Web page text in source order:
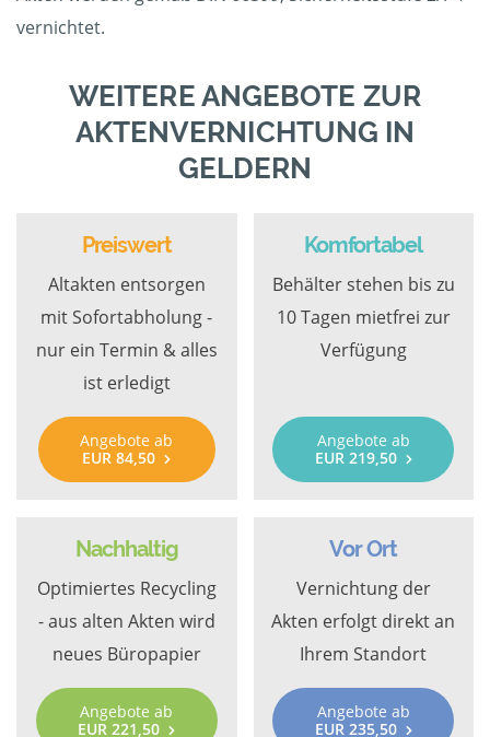
vernichtet.
WEITERE ANGEBOTE ZUR
AKTENVERNICHTUNG IN
GELDERN
Preiswert
Altakten entsorgen
mit Sofortabholung -
nur ein Termin & alles
ist erledigt
Angebote ab
EUR 84,50
Komfortabel
Behälter stehen bis zu
10 Tagen mietfrei zur
Verfügung
Angebote ab
EUR 219,50
Nachhaltig
Optimiertes Recycling
- aus alten Akten wird
neues Büropapier
Angebote ab
EUR 221,50
Vor Ort
Vernichtung der
Akten erfolgt direkt an
Ihrem Standort
Angebote ab
EUR 235,50